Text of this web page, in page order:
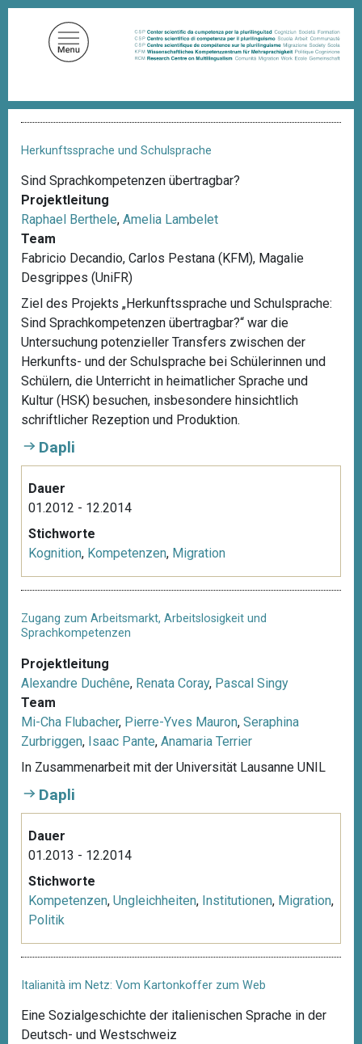
D
a
n
a
v
i
a
t
i
n
Herkunftssprache und Schulsprache
Sind Sprachkompetenzen übertragbar?
Projektleitung
Raphael Berthele, Amelia Lambelet
Team
Fabricio Decandio, Carlos Pestana (KFM), Magalie
Desgrippes (UniFR)
Ziel des Projekts „Herkunftssprache und Schulsprache:
Sind Sprachkompetenzen übertragbar?“ war die
Untersuchung potenzieller Transfers zwischen der
Herkunfts- und der Schulsprache bei Schülerinnen und
Schülern, die Unterricht in heimatlicher Sprache und
Kultur (HSK) besuchen, insbesondere hinsichtlich
schriftlicher Rezeption und Produktion.
Dapli
Dauer
01.2012 - 12.2014
Stichworte
Kognition, Kompetenzen, Migration
Zugang zum Arbeitsmarkt, Arbeitslosigkeit und
Sprachkompetenzen
Projektleitung
Alexandre Duchêne, Renata Coray, Pascal Singy
Team
Mi-Cha Flubacher, Pierre-Yves Mauron, Seraphina
Zurbriggen, Isaac Pante, Anamaria Terrier
In Zusammenarbeit mit der Universität Lausanne UNIL
Dapli
Dauer
01.2013 - 12.2014
Stichworte
Kompetenzen, Ungleichheiten, Institutionen, Migration,
Politik
Italianità im Netz: Vom Kartonkoffer zum Web
Eine Sozialgeschichte der italienischen Sprache in der
Deutsch- und Westschweiz